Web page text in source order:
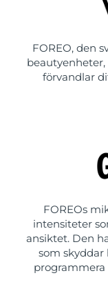
FOREO, den
förvandlar
FOREOs
intensiteter
ansiktet. Den
som
programmera